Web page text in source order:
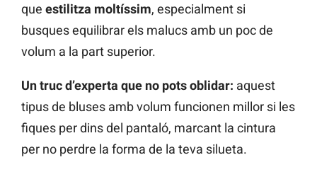
que estilitza moltíssim, especialment si
busques equilibrar els malucs amb un poc de
volum a la part superior.
Un truc d’experta que no pots oblidar: aquest
tipus de bluses amb volum funcionen millor si les
fiques per dins del pantaló, marcant la cintura
per no perdre la forma de la teva silueta.